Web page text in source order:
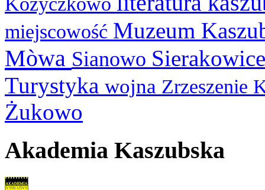
miejscowość Muzeum
Mòwa Sianowo
Turystyka wojna Zrzeszenie
Żukowo
Akademia Kaszubska